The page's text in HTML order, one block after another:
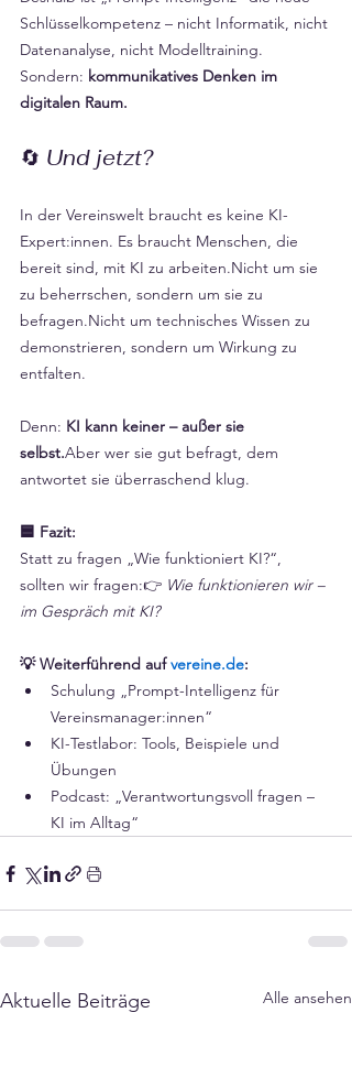
Schlüsselkompetenz – nicht Informatik, nicht
Datenanalyse, nicht Modelltraining.
Sondern: kommunikatives Denken im
digitalen Raum.
🔄 Und jetzt?
In der Vereinswelt braucht es keine KI-
Expert:innen. Es braucht Menschen, die
bereit sind, mit KI zu arbeiten.Nicht um sie
zu beherrschen, sondern um sie zu
befragen.Nicht um technisches Wissen zu
demonstrieren, sondern um Wirkung zu
entfalten.
Denn: KI kann keiner – außer sie
selbst.Aber wer sie gut befragt, dem
antwortet sie überraschend klug.
🟦 Fazit:
Statt zu fragen „Wie funktioniert KI?“,
sollten wir fragen:👉 Wie funktionieren wir –
im Gespräch mit KI?
💡 Weiterführend auf vereine.de:
Schulung „Prompt-Intelligenz für
Vereinsmanager:innen“
KI-Testlabor: Tools, Beispiele und
Übungen
Podcast: „Verantwortungsvoll fragen –
KI im Alltag“
Aktuelle Beiträge Alle ansehen